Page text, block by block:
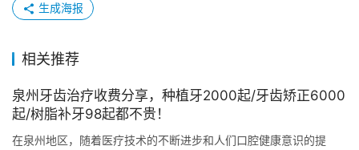
生成海报
相关推荐
泉州牙齿治疗收费分享，种植牙2000起/牙齿矫正6000
起/树脂补牙98起都不贵！
在泉州地区，随着医疗技术的不断进步和人们口腔健康意识的提